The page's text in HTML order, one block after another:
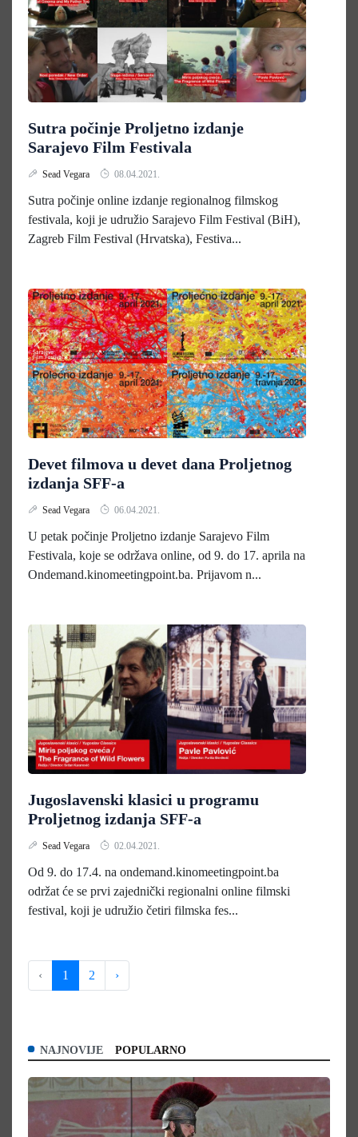
Sutra počinje Proljetno izdanje
Sarajevo Film Festivala
Sead Vegara 08.04.2021.
Sutra počinje online izdanje regionalnog filmskog
festivala, koji je udružio Sarajevo Film Festival (BiH),
Zagreb Film Festival (Hrvatska), Festiva...
Devet filmova u devet dana Proljetnog
izdanja SFF-a
Sead Vegara 06.04.2021.
U petak počinje Proljetno izdanje Sarajevo Film
Festivala, koje se održava online, od 9. do 17. aprila na
Ondemand.kinomeetingpoint.ba. Prijavom n...
Jugoslavenski klasici u programu
Proljetnog izdanja SFF-a
Sead Vegara 02.04.2021.
Od 9. do 17.4. na ondemand.kinomeetingpoint.ba
održat će se prvi zajednički regionalni online filmski
festival, koji je udružio četiri filmska fes...
‹ 1 2 ›
NAJNOVIJE POPULARNO